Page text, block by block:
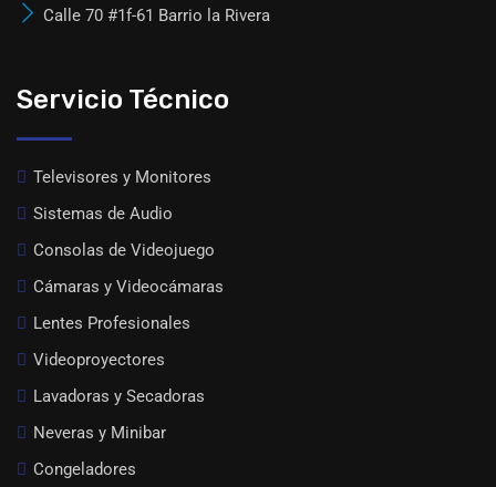
Calle 70 #1f-61 Barrio la Rivera
Servicio Técnico
Televisores y Monitores
Sistemas de Audio
Consolas de Videojuego
Cámaras y Videocámaras
Lentes Profesionales
Videoproyectores
Lavadoras y Secadoras
Neveras y Minibar
Congeladores